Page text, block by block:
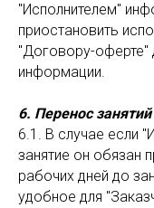
"Исполнителем"
приостановить
"Договору-оферте"
информации.
6. Перенос
6.1. В случае если
занятие он обязан
рабочих дней до
удобное для